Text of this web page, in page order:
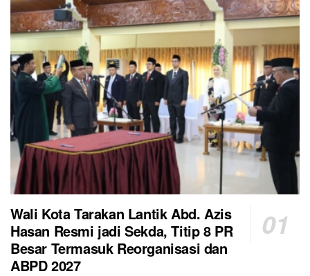
Wali Kota Tarakan Lantik Abd. Azis
Hasan Resmi jadi Sekda, Titip 8 PR
Besar Termasuk Reorganisasi dan
ABPD 2027